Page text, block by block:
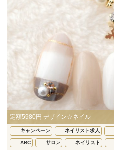
定額5980円 デザイン☆ネイル
キャンペーン ネイリスト求人
ABC サロン ネイリスト